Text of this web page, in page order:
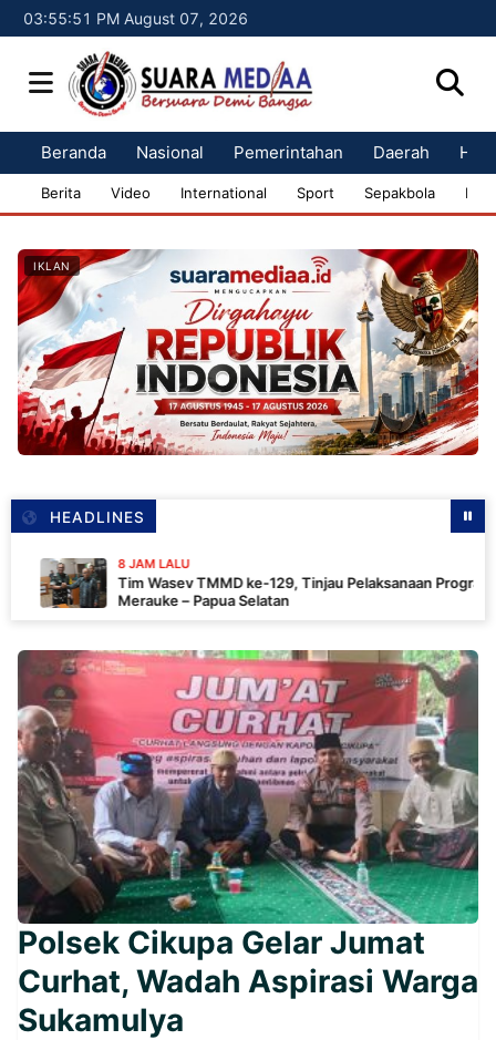
03:55:52 PM August 07, 2026
Beranda Nasional Pemerintahan Daerah
Berita Video International Sport Sepakbola
IKLAN
HEADLINES
8 JAM LALU
Tim Wasev TMMD ke-129, Tinjau Pelaksanaan Program Di
Merauke – Papua Selatan
Polsek Cikupa Gelar Jumat
Curhat, Wadah Aspirasi Warga
Sukamulya